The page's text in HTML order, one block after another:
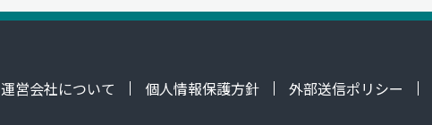
運営会社について 個人情報保護方針 外部送信ポリシー